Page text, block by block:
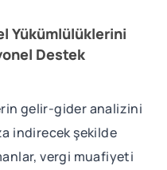
Yükümlülüklerini
Destek
gelir-gider analizini
indirecek şekilde
vergi muafiyeti